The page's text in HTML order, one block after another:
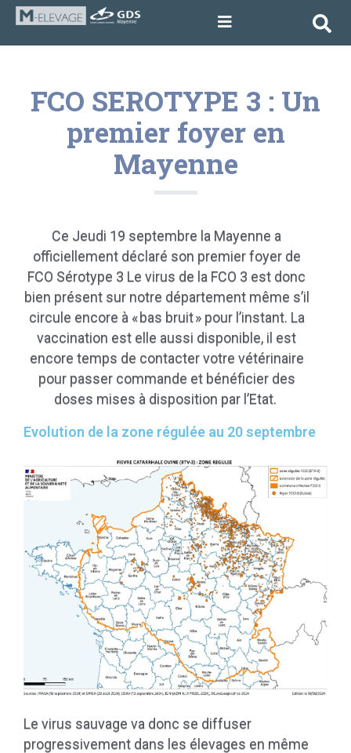
FCO SEROTYPE 3 : Un
premier foyer en
Mayenne
Ce Jeudi 19 septembre la Mayenne a
officiellement déclaré son premier foyer de
FCO Sérotype 3 Le virus de la FCO 3 est donc
bien présent sur notre département même s’il
circule encore à « bas bruit » pour l’instant. La
vaccination est elle aussi disponible, il est
encore temps de contacter votre vétérinaire
pour passer commande et bénéficier des
doses mises à disposition par l’Etat.
Evolution de la zone régulée au 20 septembre
Le virus sauvage va donc se diffuser
progressivement dans les élevages en même